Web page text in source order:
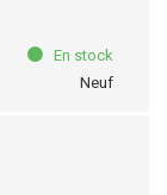
En stock
Neuf